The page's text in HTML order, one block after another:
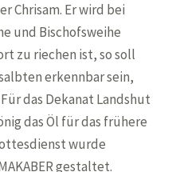
Chrisam. Er wird bei
und Bischofsweihe
zu riechen ist, so soll
erkennbar sein,
das Dekanat Landshut
das Öl für das frühere
wurde
gestaltet.